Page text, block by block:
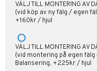
VÄLJ TILL MONTERING AV
(vid köp av ny fälg / egen
+160kr / hjul
VÄLJ TILL MONTERING AV
(vid montering på egen
Balansering, +225kr / hjul